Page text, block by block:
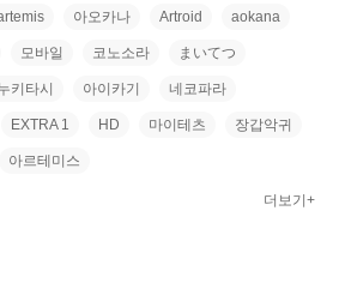
아오카나 Artroid aokana
모바일 코노소라 まいてつ
키타시 아이카기 네코파라
EXTRA 1 HD 마이테츠 장갑악귀
아르테미스
더보기+